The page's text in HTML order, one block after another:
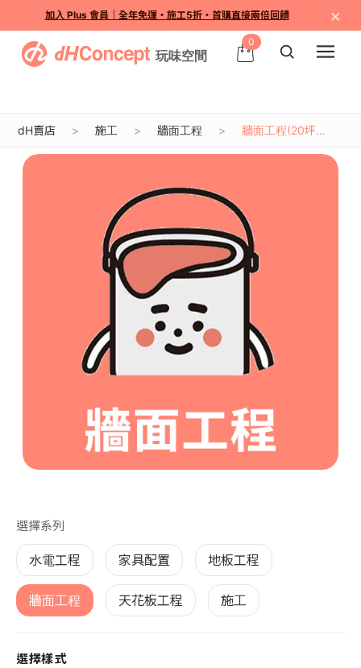
加入 Plus 會員｜全年免運・施工5折・首購直接兩倍回饋 ×
0
dH賣店 施工 牆面工程 牆面工程(20坪...
選擇系列
水電工程 家具配置 地板工程
牆面工程 天花板工程 施工
選擇樣式